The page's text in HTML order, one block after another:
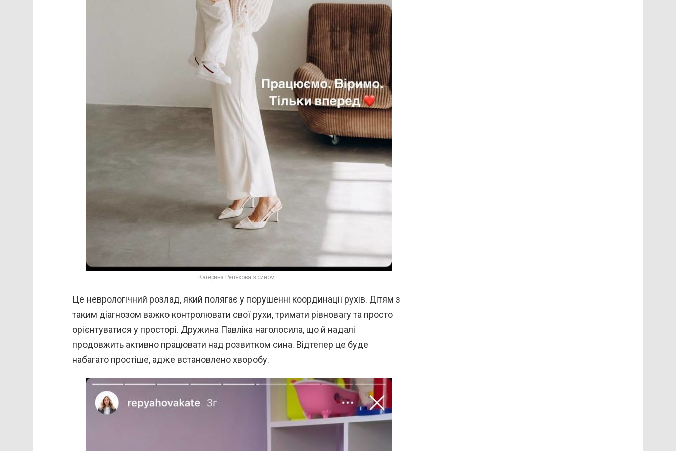
Катерина Репяхова з сином
Це неврологічний розлад, який полягає у порушенні координації рухів. Дітям з
таким діагнозом важко контролювати свої рухи, тримати рівновагу та просто
орієнтуватися у просторі. Дружина Павліка наголосила, що й надалі
продовжить активно працювати над розвитком сина. Відтепер це буде
набагато простіше, адже встановлено хворобу.